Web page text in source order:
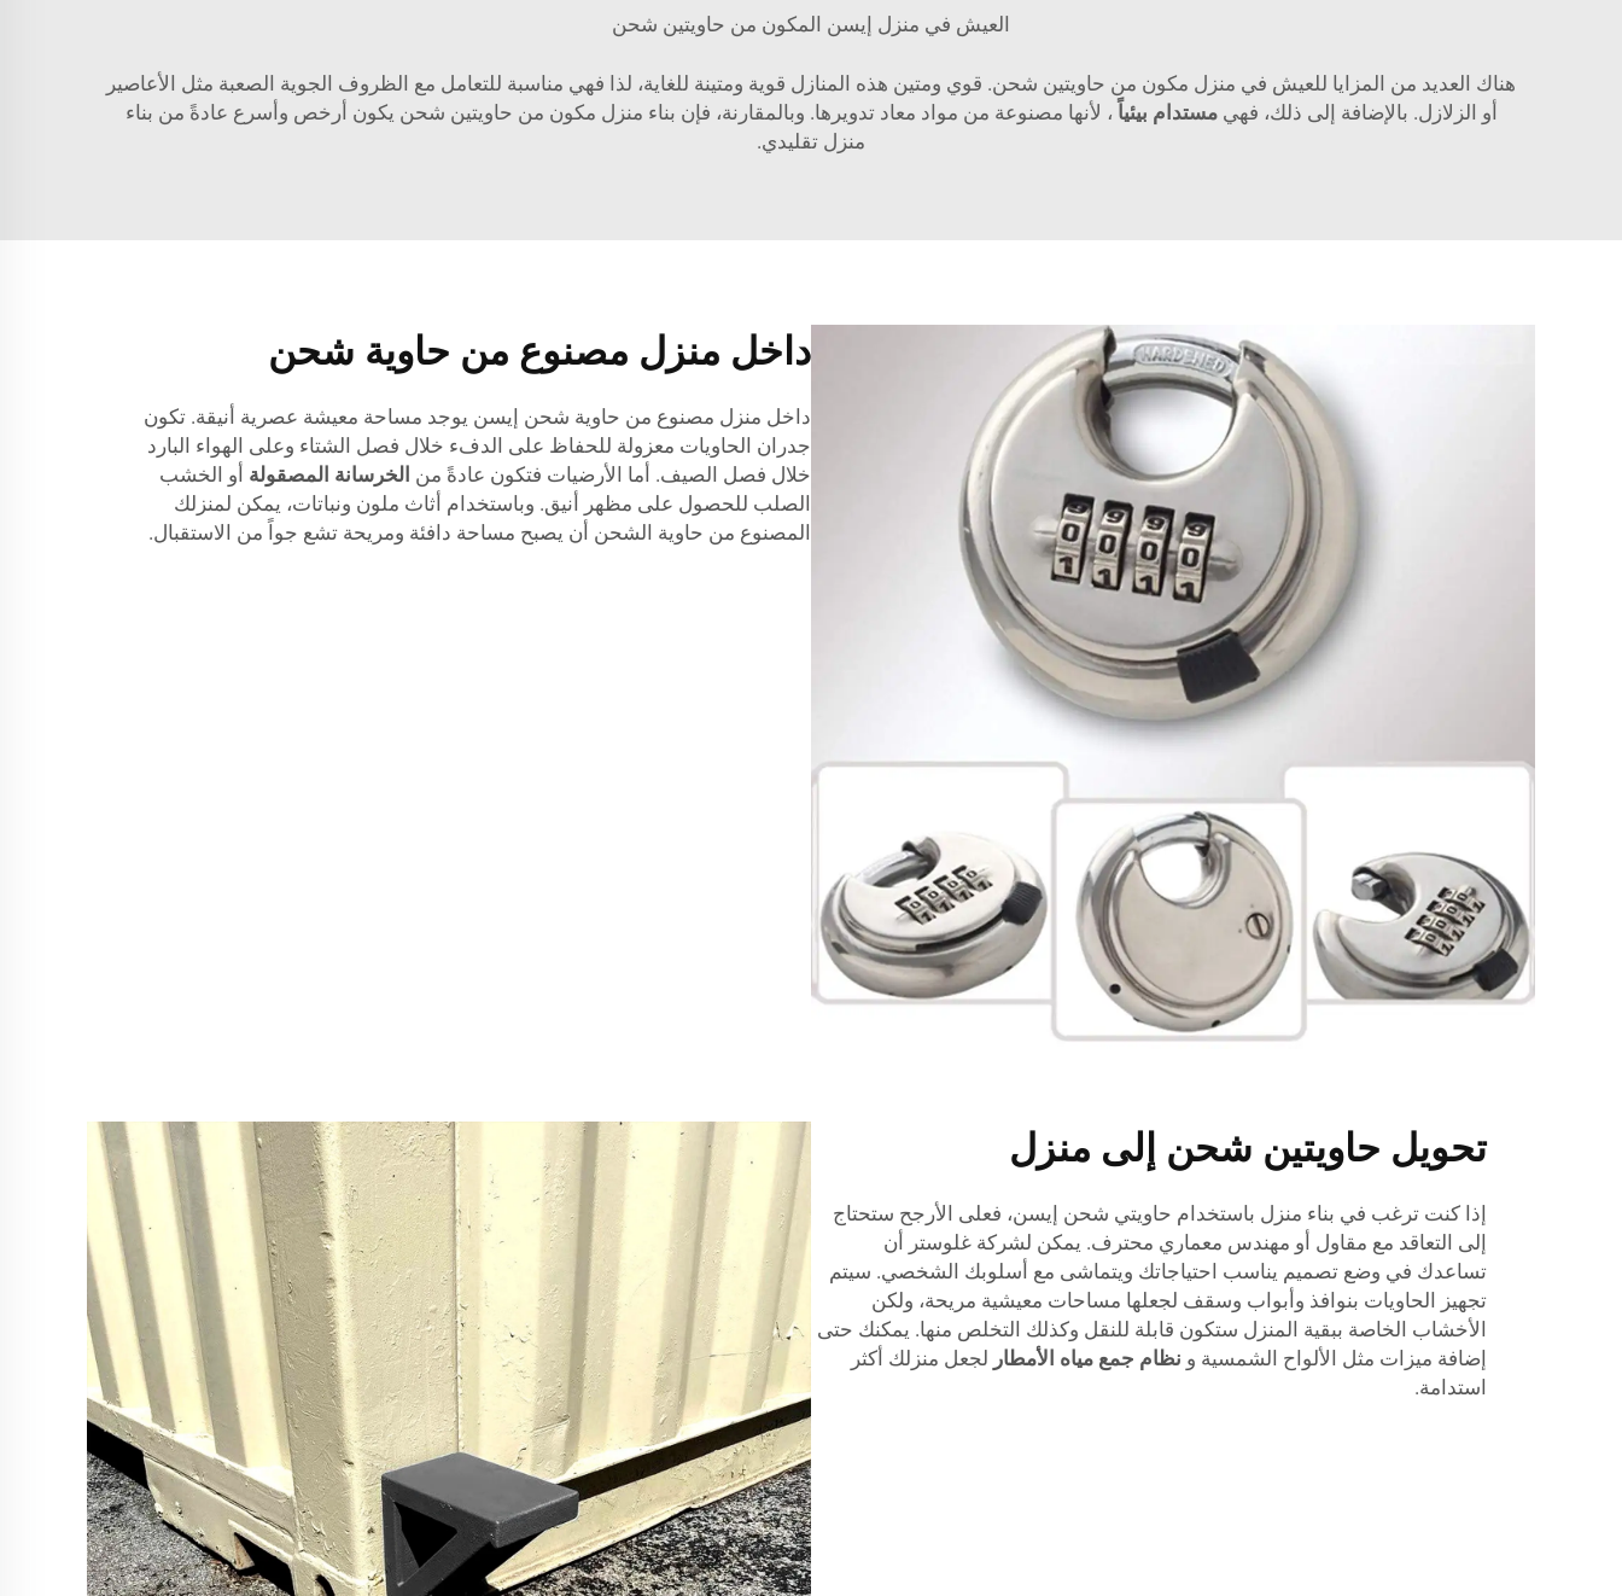
العيش في منزل إيسن المكون من حاويتين شحن
هناك العديد من المزايا للعيش في منزل مكون من حاويتين شحن. قوي ومتين هذه المنازل قوية ومتينة للغاية، لذا فهي مناسبة للتعامل مع الظروف الجوية الصعبة مثل الأعاصير
أو الزلازل. بالإضافة إلى ذلك، فهيمستدام بيئياً ، لأنها مصنوعة من مواد معاد تدويرها. وبالمقارنة، فإن بناء منزل مكون من حاويتين شحن يكون أرخص وأسرع عادةً من بناء
منزل تقليدي.
داخل منزل مصنوع من حاوية شحن
داخل منزل مصنوع من حاوية شحن إيسن يوجد مساحة معيشة عصرية أنيقة. تكون
جدران الحاويات معزولة للحفاظ على الدفء خلال فصل الشتاء وعلى الهواء البارد
خلال فصل الصيف. أما الأرضيات فتكون عادةً من الخرسانة المصقولة أو الخشب
الصلب للحصول على مظهر أنيق. وباستخدام أثاث ملون ونباتات، يمكن لمنزلك
المصنوع من حاوية الشحن أن يصبح مساحة دافئة ومريحة تشع جواً من الاستقبال.
تحويل حاويتين شحن إلى منزل
إذا كنت ترغب في بناء منزل باستخدام حاويتي شحن إيسن، فعلى الأرجح ستحتاج
إلى التعاقد مع مقاول أو مهندس معماري محترف. يمكن لشركة غلوستر أن
تساعدك في وضع تصميم يناسب احتياجاتك ويتماشى مع أسلوبك الشخصي. سيتم
تجهيز الحاويات بنوافذ وأبواب وسقف لجعلها مساحات معيشية مريحة، ولكن
الأخشاب الخاصة ببقية المنزل ستكون قابلة للنقل وكذلك التخلص منها. يمكنك حتى
إضافة ميزات مثل الألواح الشمسية و نظام جمع مياه الأمطار لجعل منزلك أكثر
استدامة.